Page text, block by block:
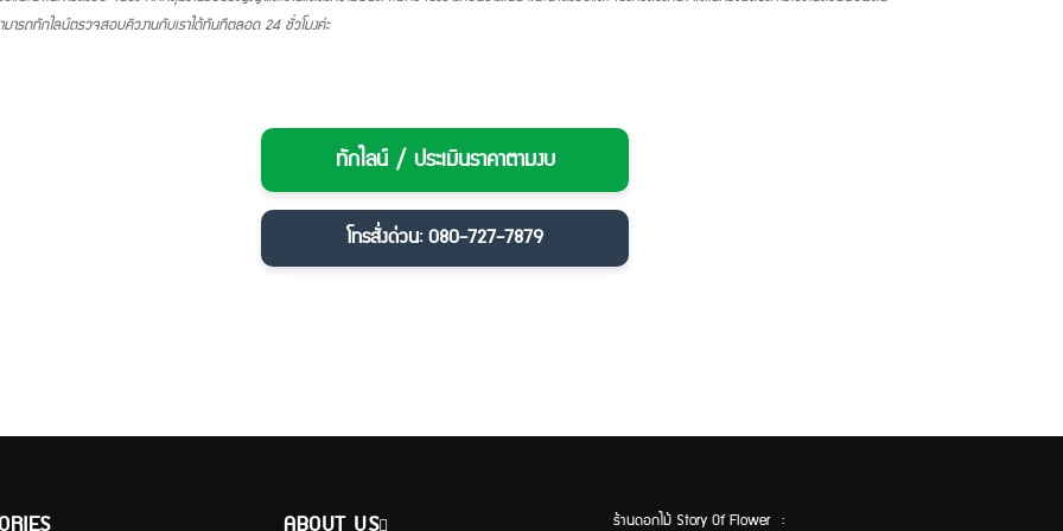
มารถทักไลน์ตรวจสอบคิวงานกับเราได้ทันทีตลอด 24 ชั่วโมงค่ะ
ทักไลน์ / ประเมินราคาตามงบ
โทรสั่งด่วน: 080-727-7879
ร้านดอกไม้ Story Of Flower :